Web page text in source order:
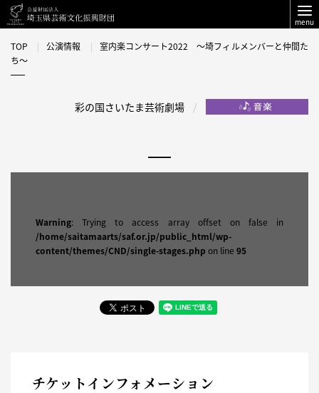
menu
TOP 公演情報
室内楽コンサート2022 〜埼フィルメンバーと仲間た
ち〜
彩の国さいたま芸術劇場
Warning: Trying to access array offset on false in
/home/saitamaarts/saf.or.jp/public_html/wp-
content/themes/CND/single-stages.php on line 95
チケットインフォメーション